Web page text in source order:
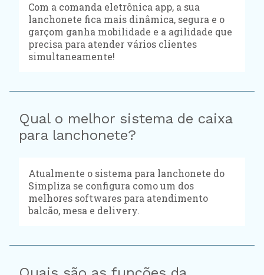
Com a comanda eletrônica app, a sua
lanchonete fica mais dinâmica, segura e o
garçom ganha mobilidade e a agilidade que
precisa para atender vários clientes
simultaneamente!
Qual o melhor sistema de caixa
para lanchonete?
Atualmente o sistema para lanchonete do
Simpliza se configura como um dos
melhores softwares para atendimento
balcão, mesa e delivery.